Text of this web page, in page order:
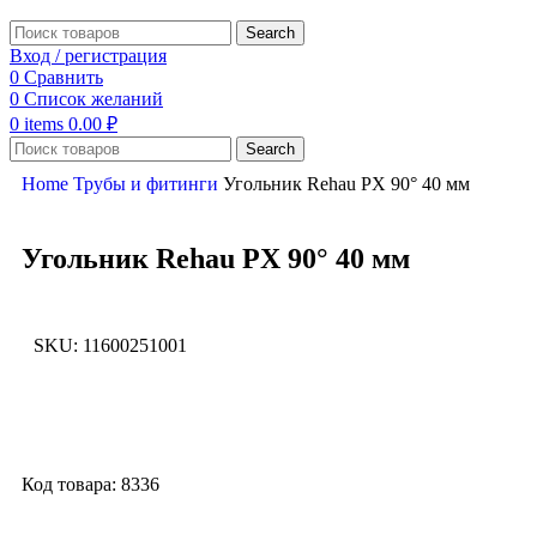
Search
Вход / регистрация
0 Сравнить
0 Список желаний
0 items 0.00 ₽
Search
Home Трубы и фитинги Угольник Rehau PX 90° 40 мм
Угольник Rehau PX 90° 40 мм
SKU: 11600251001
Код товара: 8336